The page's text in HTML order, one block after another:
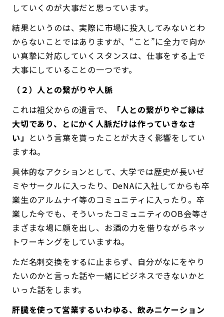
していくのが大事だと思っています。
結果というのは、実際に市場に投入してみないとわ
からないことではありますが、“こと”に全力で向か
い真摯に対応していくスタンスは、仕事をする上で
大事にしていることの一つです。
（２）人との繋がりや人脈
これは祖父からの遺言で、
「人との繋がりやご縁は
大切であり、とにかく人脈だけは作っていきなさ
い」 という言葉を貰ったことが大きく影響をしてい
ますね。
具体的なアクションとして、大学では歴史が長いゼ
ミやサークルに入ったり、DeNAに入社してからも卒
業生のアルムナイ等のコミュニティに入ったり。卒
業した今でも、そういったコミュニティのOB会等さ
まざまな場に顔を出し、お酒の力を借りながらネッ
トワーキングをしていますね。
ただ名刺交換をするに止まらず、自分がなにをやり
たいのかと言った話や一緒にビジネスできないかと
いった話をします。
肝臓を使って営業するいわゆる、飲みニケーション